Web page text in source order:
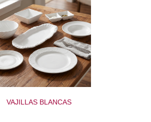
VAJILLAS BLANCAS